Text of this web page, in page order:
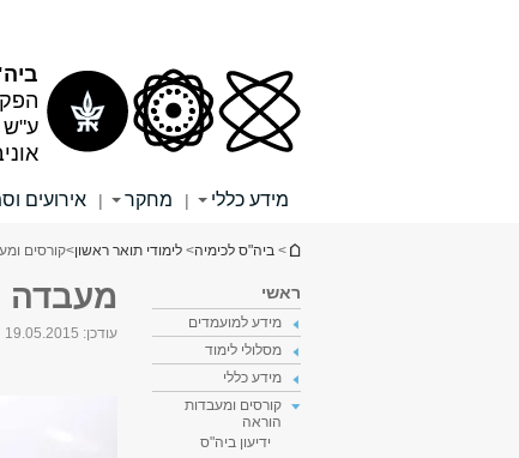
ע"ש
מידע כללי | מחקר | אירועים
הינך נמצא כאן
> ביה"ס לכימיה> לימודי תואר ראשון>קורסים
ראשי
מידע למועמדים
מסלולי לימוד
מידע כללי
קורסים ומעבדות
הוראה
ידיעון ביה"ס
מעבדה
עודכן: 19.05.2015